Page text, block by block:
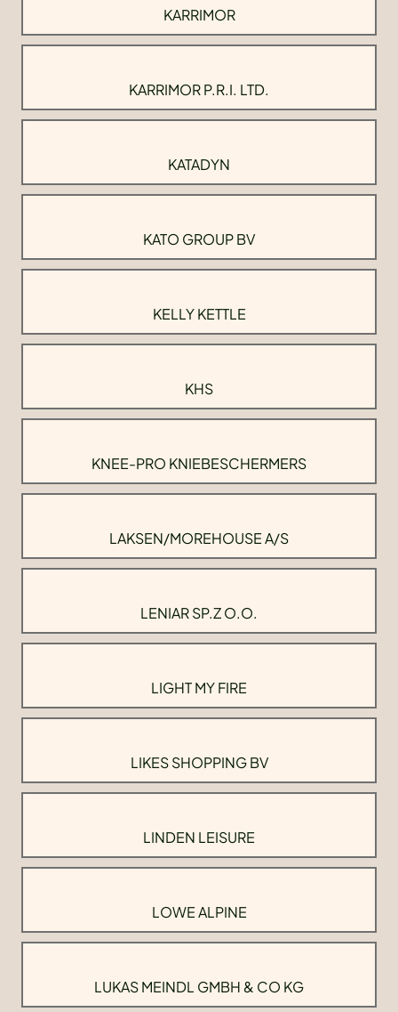
KARRIMOR
KARRIMOR P.R.I. LTD.
KATADYN
KATO GROUP BV
KELLY KETTLE
KHS
KNEE-PRO KNIEBESCHERMERS
LAKSEN/MOREHOUSE A/S
LENIAR SP.Z O.O.
LIGHT MY FIRE
LIKES SHOPPING BV
LINDEN LEISURE
LOWE ALPINE
LUKAS MEINDL GMBH & CO KG